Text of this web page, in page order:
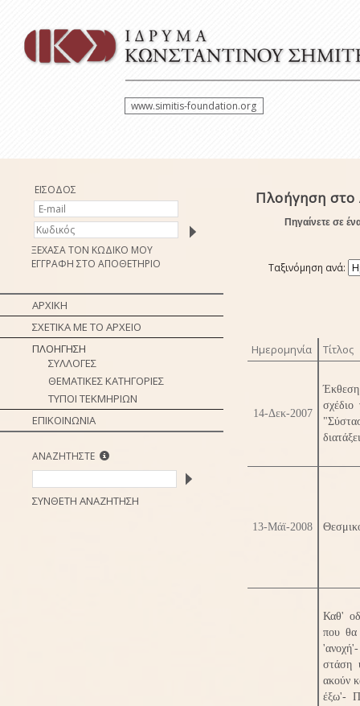
www.simitis-foundation.org
ΕΙΣΟΔΟΣ
ΞΕΧΑΣΑ ΤΟΝ ΚΩΔΙΚΟ ΜΟΥ
ΕΓΓΡΑΦΗ ΣΤΟ ΑΠΟΘΕΤΗΡΙΟ
ΑΡΧΙΚΗ
ΣΧΕΤΙΚΑ ΜΕ ΤΟ ΑΡΧΕΙΟ
ΠΛΟΗΓΗΣΗ
ΣΥΛΛΟΓΕΣ
ΘΕΜΑΤΙΚΕΣ ΚΑΤΗΓΟΡΙΕΣ
ΤΥΠΟΙ ΤΕΚΜΗΡΙΩΝ
ΕΠΙΚΟΙΝΩΝΙΑ
ΑΝΑΖΗΤΗΣΤΕ
ΣΥΝΘΕΤΗ ΑΝΑΖΗΤΗΣΗ
Πλοήγηση
Πηγαίνετε σε
Ταξινόμηση ανά:
Ημερομηνία Τίτλος
14-Δεκ-2007
Έκθεση
σχέδιο
13-Μάϊ-2008
Καθ'
που θα
στάση
ακούν
έξω'-